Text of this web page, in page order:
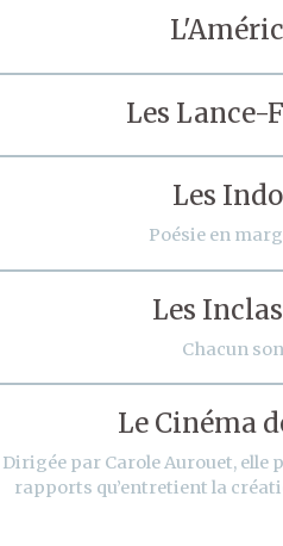
Les Lance-
Les
Poésie en
Les
Chacun
Le Cinéma
Dirigée par Carole Aurouet, elle
rapports qu’entretient la